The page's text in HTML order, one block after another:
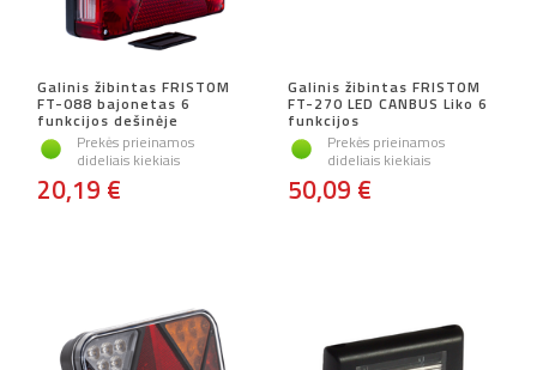
Galinis žibintas FRISTOM
FT-088 bajonetas 6
funkcijos dešinėje
Prekės prieinamos
dideliais kiekiais
20,19 €
Galinis žibintas FRISTOM
FT-270 LED CANBUS Liko 6
funkcijos
Prekės prieinamos
dideliais kiekiais
50,09 €